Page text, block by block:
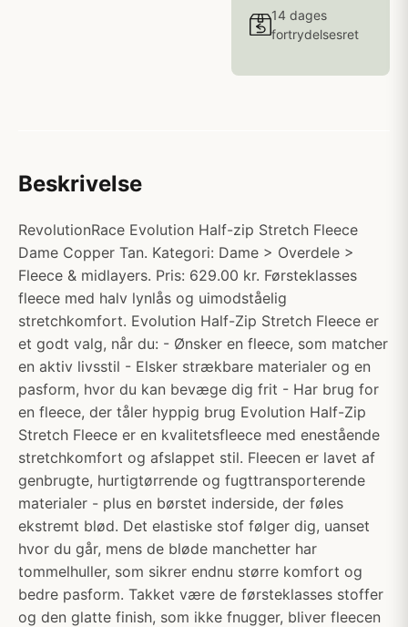
14 dages
fortrydelsesret
Beskrivelse
RevolutionRace Evolution Half-zip Stretch Fleece
Dame Copper Tan. Kategori: Dame > Overdele >
Fleece & midlayers. Pris: 629.00 kr. Førsteklasses
fleece med halv lynlås og uimodståelig
stretchkomfort. Evolution Half-Zip Stretch Fleece er
et godt valg, når du: - Ønsker en fleece, som matcher
en aktiv livsstil - Elsker strækbare materialer og en
pasform, hvor du kan bevæge dig frit - Har brug for
en fleece, der tåler hyppig brug Evolution Half-Zip
Stretch Fleece er en kvalitetsfleece med enestående
stretchkomfort og afslappet stil. Fleecen er lavet af
genbrugte, hurtigtørrende og fugttransporterende
materialer - plus en børstet inderside, der føles
ekstremt blød. Det elastiske stof følger dig, uanset
hvor du går, mens de bløde manchetter har
tommelhuller, som sikrer endnu større komfort og
bedre pasform. Takket være de førsteklasses stoffer
og den glatte finish, som ikke fnugger, bliver fleecen